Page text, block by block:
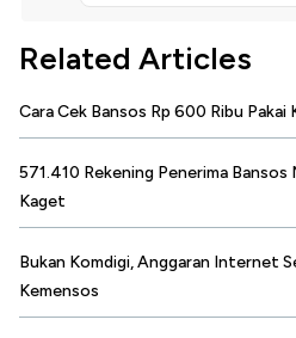
Related Articles
Cara Cek Bansos Rp 600 Ribu
571.410 Rekening Penerima
Kaget
Bukan Komdigi, Anggaran Internet
Kemensos